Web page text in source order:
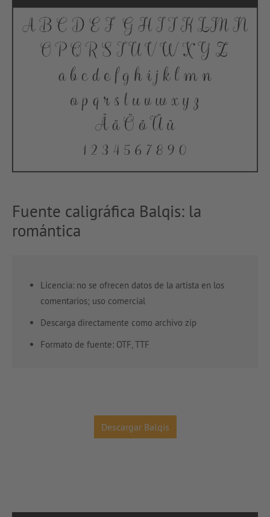
Fuente caligráfica Balqis: la
romántica
Licencia: no se ofrecen datos de la artista en los
comentarios; uso comercial
Descarga directamente como archivo zip
Formato de fuente: OTF, TTF
Descargar Balqis